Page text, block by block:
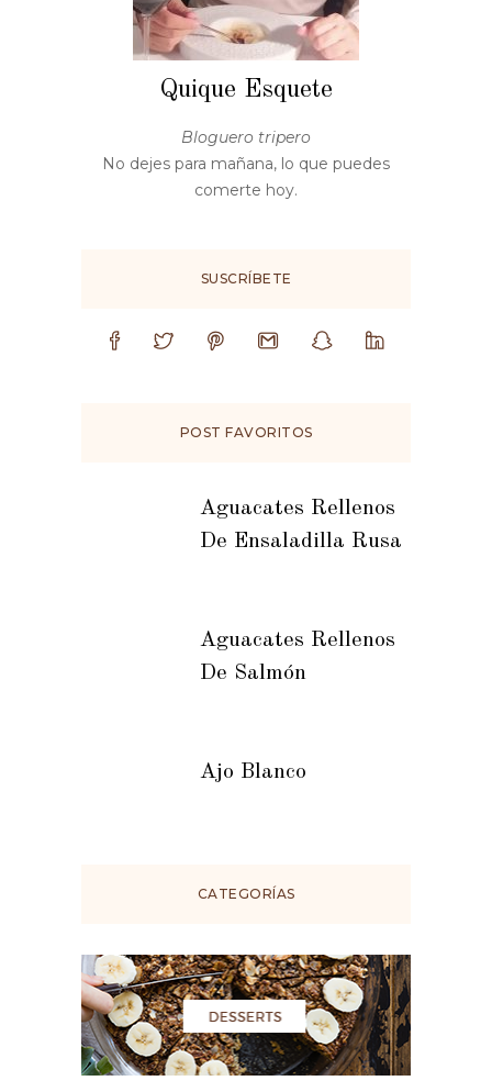
Quique Esquete
Bloguero tripero
No dejes para mañana, lo que puedes
comerte hoy.
SUSCRÍBETE
POST FAVORITOS
Aguacates Rellenos
De Ensaladilla Rusa
Aguacates Rellenos
De Salmón
Ajo Blanco
CATEGORÍAS